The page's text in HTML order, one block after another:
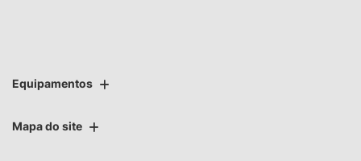
Equipamentos
Mapa do site